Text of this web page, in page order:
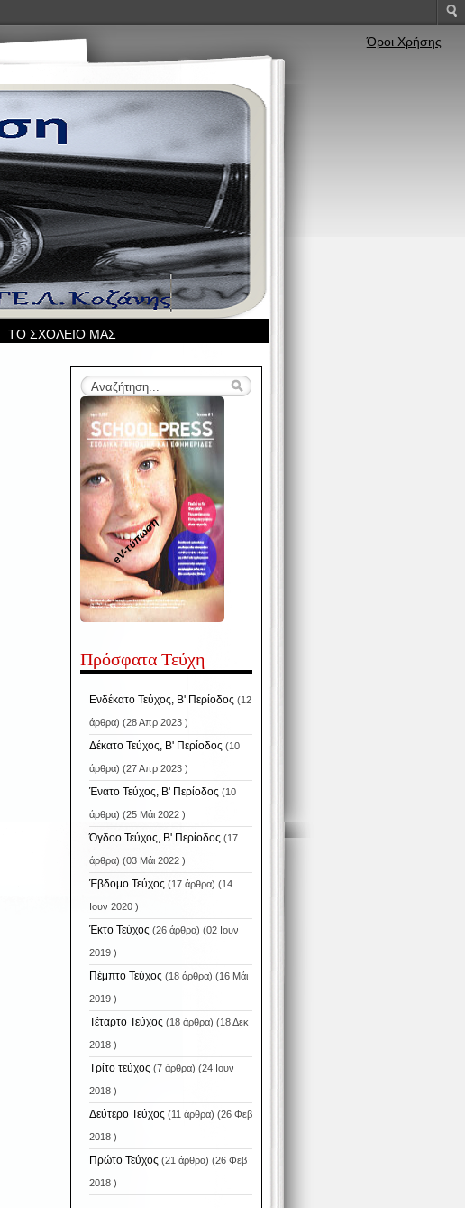
ΤΟ ΣΧΟΛΕΙΟ ΜΑΣ
eV-τύπωση
Πρόσφατα Τεύχη
Ενδέκατο Τεύχος, Β' Περίοδος (12
άρθρα) (28 Απρ 2023 )
Δέκατο Τεύχος, Β' Περίοδος (10
άρθρα) (27 Απρ 2023 )
Ένατο Τεύχος, Β' Περίοδος (10
άρθρα) (25 Μάι 2022 )
Όγδοο Τεύχος, Β' Περίοδος (17
άρθρα) (03 Μάι 2022 )
Έβδομο Τεύχος (17 άρθρα) (14
Ιουν 2020 )
Έκτο Τεύχος (26 άρθρα) (02 Ιουν
2019 )
Πέμπτο Τεύχος (18 άρθρα) (16 Μάι
2019 )
Τέταρτο Τεύχος (18 άρθρα) (18 Δεκ
2018 )
Τρίτο τεύχος (7 άρθρα) (24 Ιουν
2018 )
Δεύτερο Τεύχος (11 άρθρα) (26 Φεβ
2018 )
Πρώτο Τεύχος (21 άρθρα) (26 Φεβ
2018 )
Όροι Χρήσης